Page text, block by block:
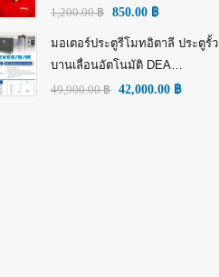
(MINICS)
1,200.00฿ 850.00 ฿
มอเตอร์ประตูรีโมทอิตาลี ประตูรั้ว
บานเลื่อนอัตโนมัติ DEA
GULLIVER/N/M: พลัง อิตาลี เพื่อ
49,900.00฿ 42,000.00 ฿